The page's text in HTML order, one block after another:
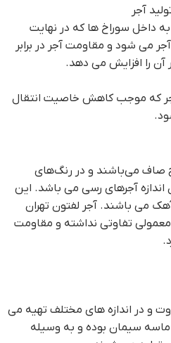
آجر
داخل سوراخ ها که در نهایت
می شود و مقاومت آجر در برابر
آن را افزایش می دهد.
آجر که موجب کاهش خاصیت انتقال
صاف می‌باشند و در رنگ‌های
اندازه آجرهای رسی می باشد. این
می باشند. آجر لفتون تهران
تفاوتی نداشته و مقاومت
و در اندازه های مختلف تهیه می
ماسه سیمان بوده و به وسیله